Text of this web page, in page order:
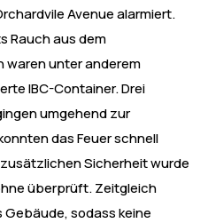
Avenue alarmiert.
Rauch aus dem
waren unter anderem
IBC-Container. Drei
umgehend zur
das Feuer schnell
Sicherheit wurde
überprüft. Zeitgleich
sodass keine